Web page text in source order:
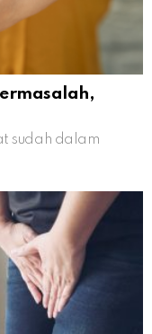
sudah dalam